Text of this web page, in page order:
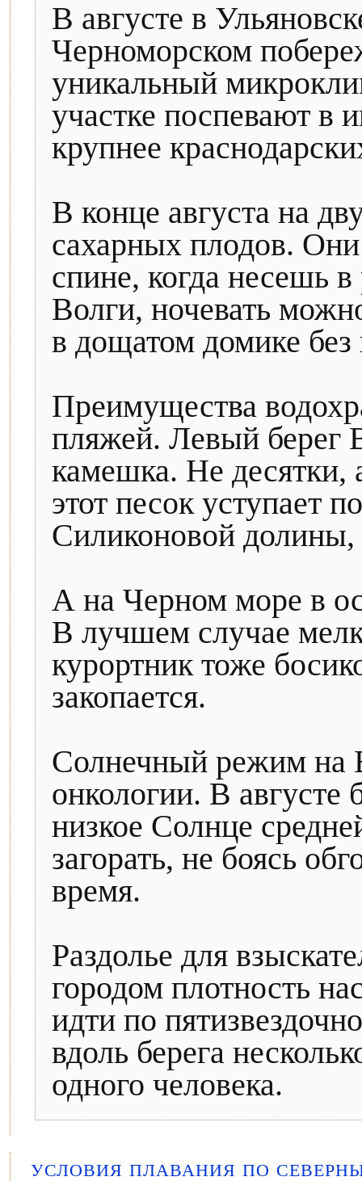
В августе в
Черноморском
уникальный
участке поспевают в
крупнее
В конце августа на
сахарных плодов.
спине, когда несешь
Волги, ночевать
в дощатом домике без
Преимущества
пляжей. Левый
камешка. Не десятки,
этот песок уступает
Силиконовой
А на Черном море в
В лучшем случае
курортник тоже
закопается.
Солнечный режим на
онкологии. В августе
низкое Солнце
загорать, не боясь
время.
Раздолье для
городом плотность
идти по
вдоль берега
одного человека.
УСЛОВИЯ ПЛАВАНИЯ ПО